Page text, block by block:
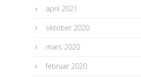
april 2021
oktober 2020
mars 2020
februar 2020